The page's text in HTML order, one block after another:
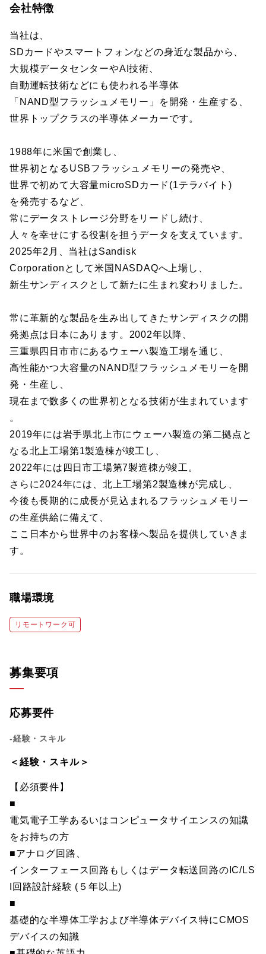
会社特徴
当社は、
SDカードやスマートフォンなどの身近な製品から、
大規模データセンターやAI技術、
自動運転技術などにも使われる半導体
「NAND型フラッシュメモリー」を開発・生産する、
世界トップクラスの半導体メーカーです。
1988年に米国で創業し、
世界初となるUSBフラッシュメモリーの発売や、
世界で初めて大容量microSDカード(1テラバイト)
を発売するなど、
常にデータストレージ分野をリードし続け、
人々を幸せにする役割を担うデータを支えています。
2025年2月、当社はSandisk
Corporationとして米国NASDAQへ上場し、
新生サンディスクとして新たに生まれ変わりました。
常に革新的な製品を生み出してきたサンディスクの開
発拠点は日本にあります。2002年以降、
三重県四日市市にあるウェーハ製造工場を通じ、
高性能かつ大容量のNAND型フラッシュメモリーを開
発・生産し、
現在まで数多くの世界初となる技術が生まれています
。
2019年には岩手県北上市にウェーハ製造の第二拠点と
なる北上工場第1製造棟が竣工し、
2022年には四日市工場第7製造棟が竣工。
さらに2024年には、北上工場第2製造棟が完成し、
今後も長期的に成長が見込まれるフラッシュメモリー
の生産供給に備えて、
ここ日本から世界中のお客様へ製品を提供していきま
す。
職場環境
リモートワーク可
募集要項
応募要件
-経験・スキル
＜経験・スキル＞
【必須要件】
■
電気電子工学あるいはコンピュータサイエンスの知識
をお持ちの方
■アナログ回路、
インターフェース回路もしくはデータ転送回路のIC/LS
I回路設計経験 (５年以上)
■
基礎的な半導体工学および半導体デバイス特にCMOS
デバイスの知識